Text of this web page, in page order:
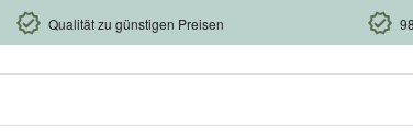
Qualität zu günstigen Preisen